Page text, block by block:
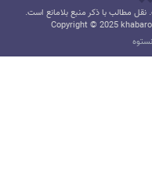
مطالب با ذکر منبع بلامانع است.
Copyright © 2025